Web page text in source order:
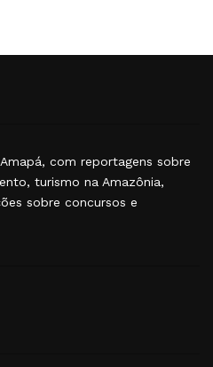
com reportagens sobre
turismo na Amazônia,
sobre concursos e